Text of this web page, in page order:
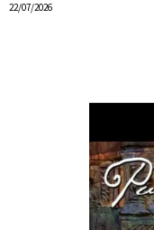
22/07/2026